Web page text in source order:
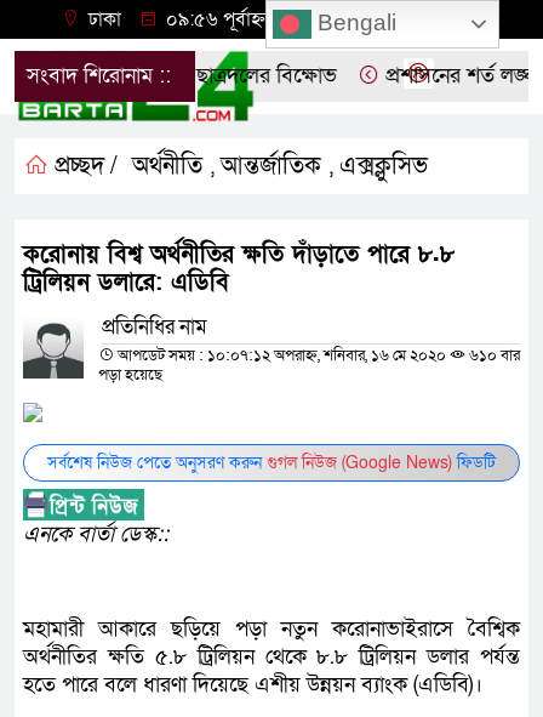
ঢাকা ০৯:৫৬ পূর্বাহ্ন, বৃহস্পতিবার, ০৬ অগাস্ট ২০২৬
সংবাদ শিরোনাম ::
নোয়াখালীতে ছাত্রদলের বিক্ষোভ প্রশাসনের শর্ত লঙ্ঘন
প্রচ্ছদ / অর্থনীতি ,আন্তর্জাতিক , এক্সক্লুসিভ
করোনায় বিশ্ব অর্থনীতির ক্ষতি দাঁড়াতে পারে ৮.৮
ট্রিলিয়ন ডলারে: এডিবি
প্রতিনিধির নাম
আপডেট সময় : ১০:০৭:১২ অপরাহ্ন, শনিবার, ১৬ মে ২০২০
৬১০ বার
পড়া হয়েছে
সর্বশেষ নিউজ পেতে অনুসরণ করুনগুগল নিউজ (Google News)ফিডটি
এনকে বার্তা ডেস্ক::
মহামারী আকারে ছড়িয়ে পড়া নতুন করোনাভাইরাসে বৈশ্বিক
অর্থনীতির ক্ষতি ৫.৮ ট্রিলিয়ন থেকে ৮.৮ ট্রিলিয়ন ডলার পর্যন্ত
হতে পারে বলে ধারণা দিয়েছে এশীয় উন্নয়ন ব্যাংক (এডিবি)।
Bengali